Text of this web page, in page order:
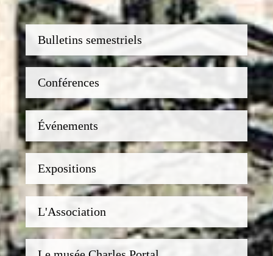
Bulletins semestriels
Conférences
Événements
Expositions
L'Association